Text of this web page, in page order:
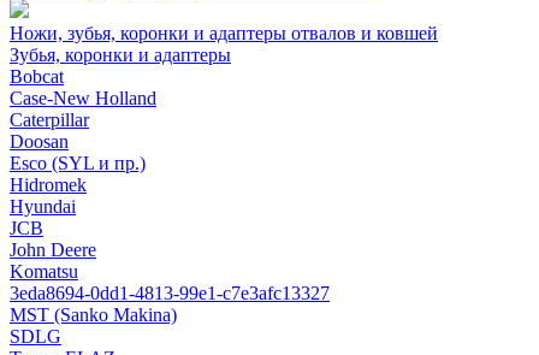
Ножи, зубья, коронки и адаптеры отвалов и ковшей
Зубья, коронки и адаптеры
Bobcat
Case-New Holland
Caterpillar
Doosan
Esco (SYL и пр.)
Hidromek
Hyundai
JCB
John Deere
Komatsu
3eda8694-0dd1-4813-99e1-c7e3afc13327
MST (Sanko Makina)
SDLG